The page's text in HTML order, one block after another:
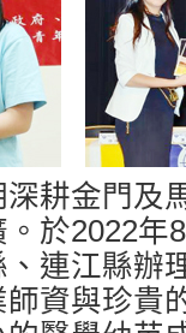
耕金門及
於2022年
連江縣辦
資與珍貴